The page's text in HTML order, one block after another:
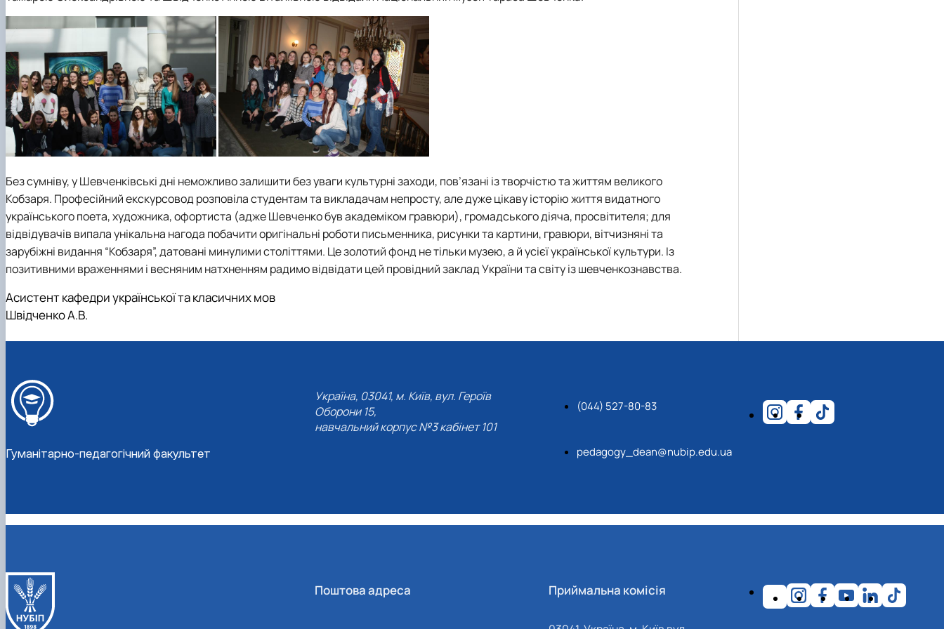
Фотостудія
Телестудія
Галерея відомих випускників
Відповідальні за інформаційне наповнення веб-сторінки факультету
Виховна робота
Пам'яті студентів та випускників факультету – захисників України
Вартість навчання
Центр профорієнтаційної роботи та сприяння працевлаштуванню студентської молоді
ДЕНЬ ВІДКРИТИХ ДВЕРЕЙ
Старостат
Електронні навчальні курси (Elearn)
Наукові школи
Кафедра англійської філології
Кафедра фізичної культури і спорту
Кафедра філософії та міжнародної комунікації
Кафедра психології
Кафедра культурології
Без сумніву, у Шевченківські дні неможливо залишити без уваги культурні заходи, пов’язані із творчістю та життям великого
Кобзаря. Професійний екскурсовод розповіла студентам та викладачам непросту, але дуже цікаву історію життя видатного
українського поета, художника, офортиста (адже Шевченко був академіком гравюри), громадського діяча, просвітителя; для
відвідувачів випала унікальна нагода побачити оригінальні роботи письменника, рисунки та картини, гравюри, вітчизняні та
зарубіжні видання “Кобзаря”, датовані минулими століттями. Це золотий фонд не тільки музею, а й усієї української культури. Із
позитивними враженнями і весняним натхненням радимо відвідати цей провідний заклад України та світу із шевченкознавства.
Асистент кафедри української та класичних мов
Швідченко А.В.
Гуманітарно-педагогічний факультет
Україна, 03041, м. Київ, вул. Героїв
Оборони 15,
навчальний корпус №3 кабінет 101
(044) 527-80-83
pedagogy_dean@nubip.edu.ua
Поштова адреса Приймальна комісія